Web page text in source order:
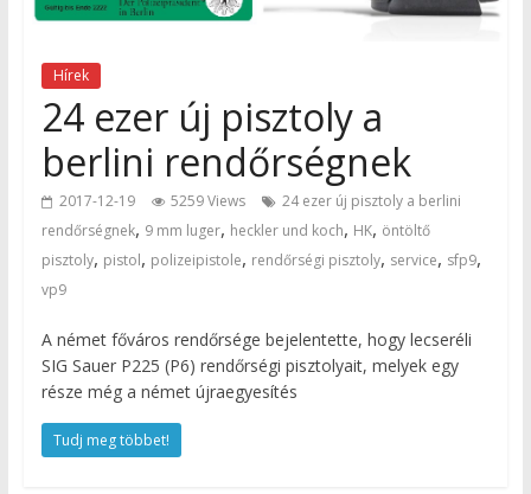
Hírek
24 ezer új pisztoly a
berlini rendőrségnek
2017-12-19 5259 Views
24 ezer új pisztoly a berlini
rendőrségnek, 9 mm luger, heckler und koch, HK, öntöltő
pisztoly, pistol, polizeipistole, rendőrségi pisztoly, service, sfp9,
vp9
A német főváros rendőrsége bejelentette, hogy lecseréli
SIG Sauer P225 (P6) rendőrségi pisztolyait, melyek egy
része még a német újraegyesítés
Tudj meg többet!